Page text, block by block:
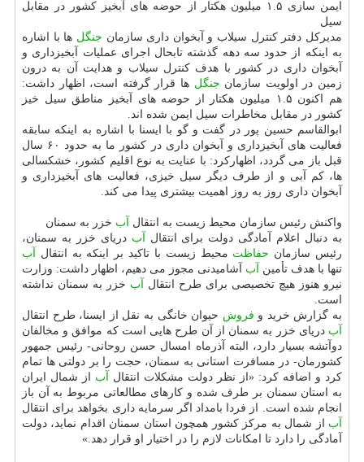
ایمن سازی ۱.۵ میلیون هكتار از حوضه های آبخیز كشور در مقابل
سیل
مدیركل دفتر كنترل سیلاب و آبخوان داری سازمان جنگل ها با اشاره
به اینكه از حدود سه دهه گذشته تابحال اجرای عملیات آبخیزداری و
آبخوان داری در كشور با هدف كنترل سیلاب و هدایت آن به درون
زمین در اولویت سازمان جنگل ها قرار گرفته است، اظهار داشت:
هم اكنون ۱.۵ میلیون هكتار از حوضه های آبخیز مناطق سیل خیز
كشور در مقابل مخاطرات سیل ایمن شده اند.
ابوالقاسم حسین پور در گفت و گو با ایسنا با اشاره به اینكه سابقه
فعالیت های آبخیزداری و آبخوان داری در كشور ما به حدود ۶۰ سال
قبل باز می گردد، اظهاركرد: با عنایت به نوع اقلیم كشور، خشكسالی
ها، كم آبی و از طرف دیگر سیل خیزی، فعالیت های آبخیزداری و
آبخوان داری روز به روز اهمیت بیشتری پیدا می كند.
واكنش رئیس سازمان محیط زیست به انتقال آب خزر به سمنان
به دنبال اعلام آمادگی دولت برای انتقال آب دریای خزر به سمنان،
رئیس سازمان حفاظت محیط زیست با تاكید بر اینكه به انتقال آب
تنها با هدف تأمین آب آشامیدنی مجوز می دهیم، اظهار داشت: وزارت
نیرو هنوز هیچ تخصیصی برای طرح انتقال آب خزر به سمنان نداشته
است.
به گزارش خرید و فروش حیوان خانگی به نقل از ایسنا، طرح انتقال
آب دریای خزر به سمنان از آن طرح هایی است كه موافق و مخالفان
دوآتشه بسیار دارد، البته آذرماه امسال حسن روحانی- رئیس جمهور
كشورمان- در مسافرت استانی به سمنان، حجت را بر دولتی ها تمام
كرد و اضافه كرد: «از نظر دولت مشكلات انتقال آب از شمال ایران
به استان سمنان بر طرف شده و كارهای مطالعاتی مربوط به آن باز
انجام شده است. از فردا بامداد اگر سرمایه داری بخواهد برای انتقال
آب از شمال به مركز كشور همچون استان سمنان اقدام نماید، دولت
آمادگی را دارد تا امكانات لازم را در اختیار او قرار دهد.»